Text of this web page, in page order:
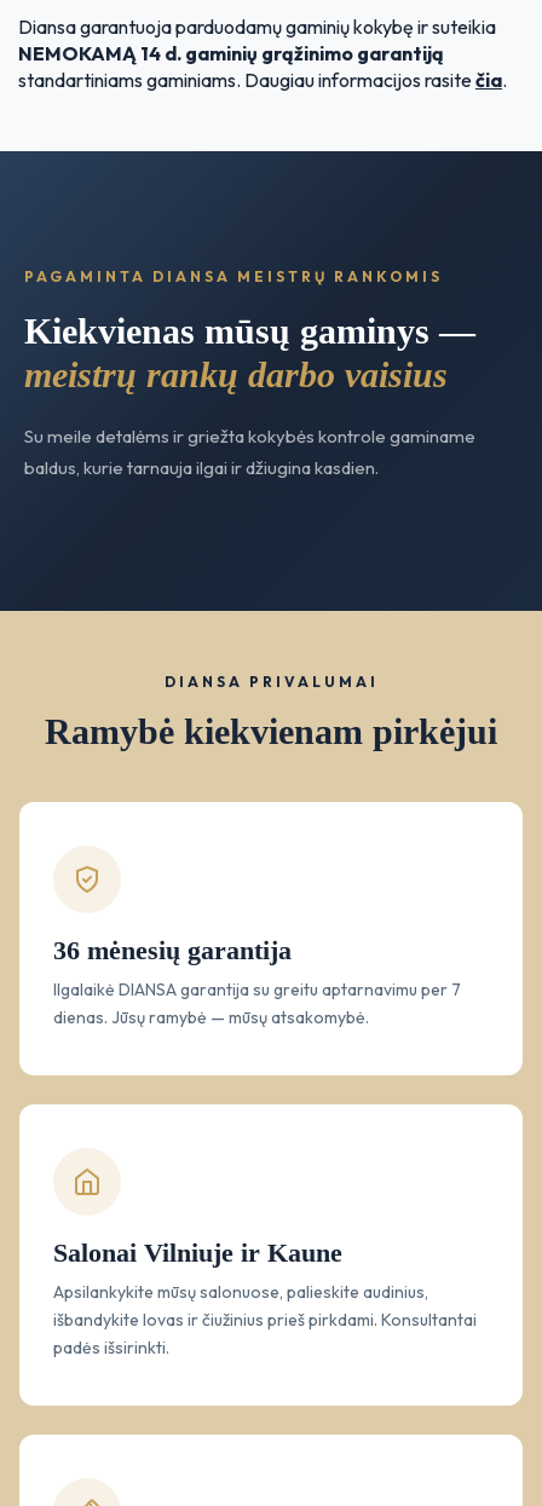
Diansa garantuoja parduodamų gaminių kokybę ir suteikia
NEMOKAMĄ 14 d. gaminių grąžinimo garantiją
standartiniams gaminiams. Daugiau informacijos rasitečia.
PAGAMINTA DIANSA MEISTRŲ RANKOMIS
Kiekvienas mūsų gaminys —
meistrų rankų darbo vaisius
Su meile detalėms ir griežta kokybės kontrole gaminame
baldus, kurie tarnauja ilgai ir džiugina kasdien.
DIANSA PRIVALUMAI
Ramybė kiekvienam pirkėjui
36 mėnesių garantija
Ilgalaikė DIANSA garantija su greitu aptarnavimu per 7
dienas. Jūsų ramybė — mūsų atsakomybė.
Salonai Vilniuje ir Kaune
Apsilankykite mūsų salonuose, palieskite audinius,
išbandykite lovas ir čiužinius prieš pirkdami. Konsultantai
padės išsirinkti.